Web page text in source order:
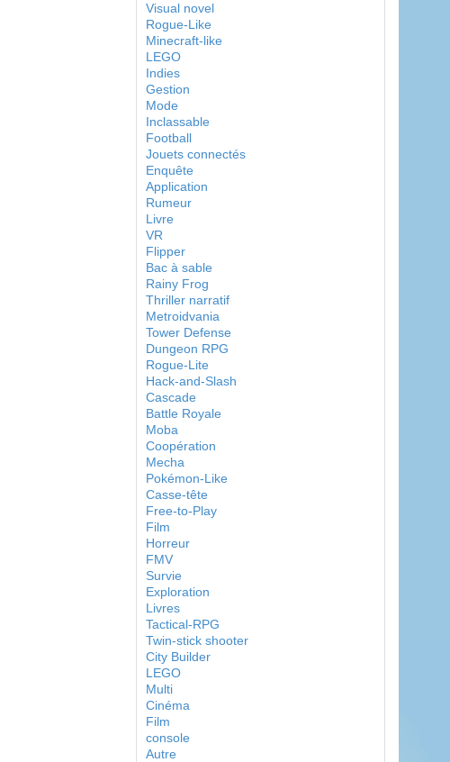
Visual novel
Rogue-Like
Minecraft-like
LEGO
Indies
Gestion
Mode
Inclassable
Football
Jouets connectés
Enquête
Application
Rumeur
Livre
VR
Flipper
Bac à sable
Rainy Frog
Thriller narratif
Metroidvania
Tower Defense
Dungeon RPG
Rogue-Lite
Hack-and-Slash
Cascade
Battle Royale
Moba
Coopération
Mecha
Pokémon-Like
Casse-tête
Free-to-Play
Film
Horreur
FMV
Survie
Exploration
Livres
Tactical-RPG
Twin-stick shooter
City Builder
LEGO
Multi
Cinéma
Film
console
Autre